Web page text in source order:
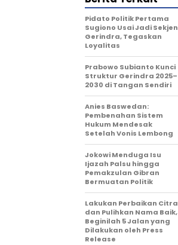
Pidato Politik Pertama
Sugiono Usai Jadi Sekjen
Gerindra, Tegaskan
Loyalitas
Prabowo Subianto Kunci
Struktur Gerindra 2025–
2030 di Tangan Sendiri
Anies Baswedan:
Pembenahan Sistem
Hukum Mendesak
Setelah Vonis Lembong
Jokowi Menduga Isu
Ijazah Palsu hingga
Pemakzulan Gibran
Bermuatan Politik
Lakukan Perbaikan Citra
dan Pulihkan Nama Baik,
Beginilah 5 Jalan yang
Dilakukan oleh Press
Release